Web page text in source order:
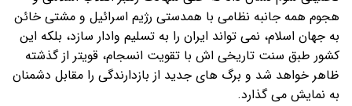
هجوم همه جانبه نظامی با همدستی رژیم اسرائیل و مشتی خائن
به جهان اسلام، نمی تواند ایران را به تسلیم وادار سازد، بلکه این
کشور طبق سنت تاریخی اش با تقویت انسجام، قویتر از گذشته
ظاهر خواهد شد و برگ های جدید از بازدارندگی را مقابل دشمنان
به نمایش می گذارد.